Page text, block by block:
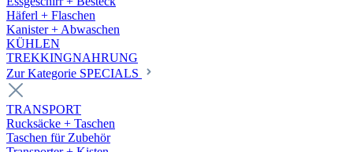
Häferl + Flaschen
Kanister + Abwaschen
KÜHLEN
TREKKINGNAHRUNG
Zur Kategorie SPECIALS
TRANSPORT
Rucksäcke + Taschen
Taschen für Zubehör